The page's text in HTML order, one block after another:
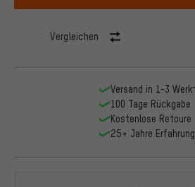
Vergleichen
Versand in 1-3
100 Tage Rückgabe
Kostenlose Retoure
25+ Jahre Erfahrung